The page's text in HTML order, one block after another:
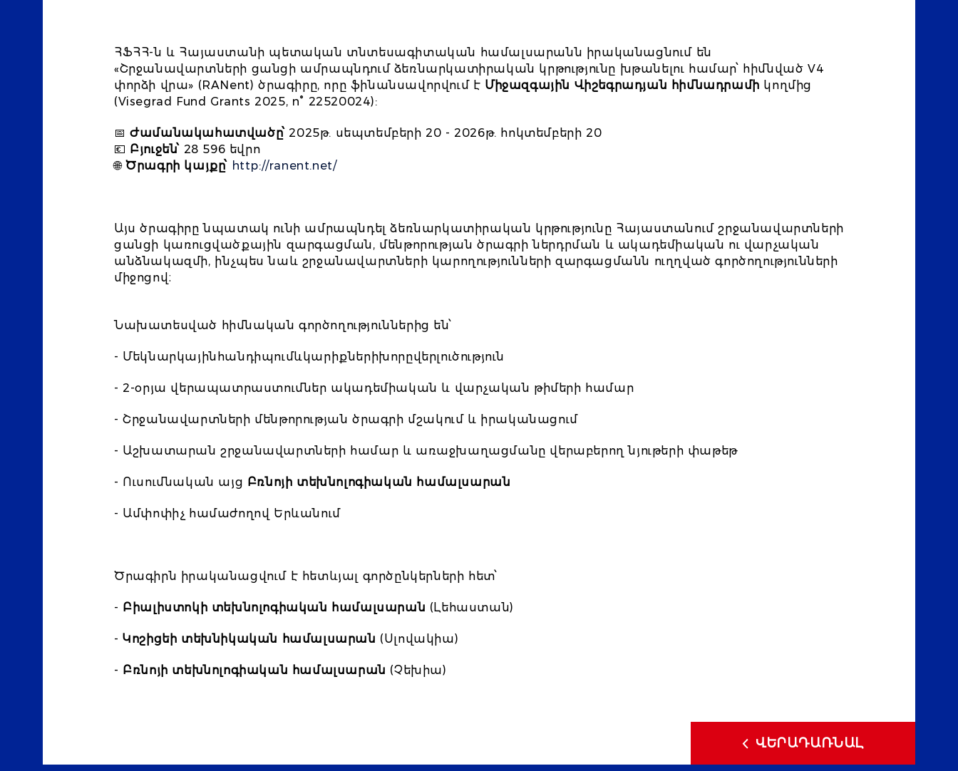
ՀՖՀՀ-ն և Հայաստանի պետական տնտեսագիտական համալսարանն իրականացնում են
«Շրջանավարտների ցանցի ամրապնդում ձեռնարկատիրական կրթությունը խթանելու համար՝ հիմնված V4
փորձի վրա» (RANent) ծրագիրը, որը ֆինանսավորվում է Միջազգային Վիշեգրադյան հիմնադրամի կողմից
(Visegrad Fund Grants 2025, n° 22520024):
📅Ժամանակահատվածը՝2025թ. սեպտեմբերի 20 - 2026թ. հոկտեմբերի 20
💶 Բյուջեն՝ 28 596 եվրո
🌐Ծրագրի կայքը՝ http://ranent.net/
Այս ծրագիրը նպատակ ունի ամրապնդել ձեռնարկատիրական կրթությունը Հայաստանում շրջանավարտների
ցանցի կառուցվածքային զարգացման, մենթորության ծրագրի ներդրման և ակադեմիական ու վարչական
անձնակազմի, ինչպես նաև շրջանավարտների կարողությունների զարգացմանն ուղղված գործողությունների
միջոցով։
Նախատեսված հիմնական գործողություններից են՝
- Մեկնարկայինհանդիպումևկարիքներիխորըվերլուծություն
- 2-օրյա վերապատրաստումներ ակադեմիական և վարչական թիմերի համար
- Շրջանավարտների մենթորության ծրագրի մշակում և իրականացում
- Աշխատարան շրջանավարտների համար և առաջխաղացմանը վերաբերող նյութերի փաթեթ
- Ուսումնական այց Բռնոյի տեխնոլոգիական համալսարան
- Ամփոփիչ համաժողով Երևանում
Ծրագիրն իրականացվում է հետևյալ գործընկերների հետ՝
- Բիալիստոկի տեխնոլոգիական համալսարան (Լեհաստան)
-Կոշիցեի տեխնիկական համալսարան (Սլովակիա)
- Բռնոյի տեխնոլոգիական համալսարան (Չեխիա)
ՎԵՐԱԴԱՌՆԱԼ